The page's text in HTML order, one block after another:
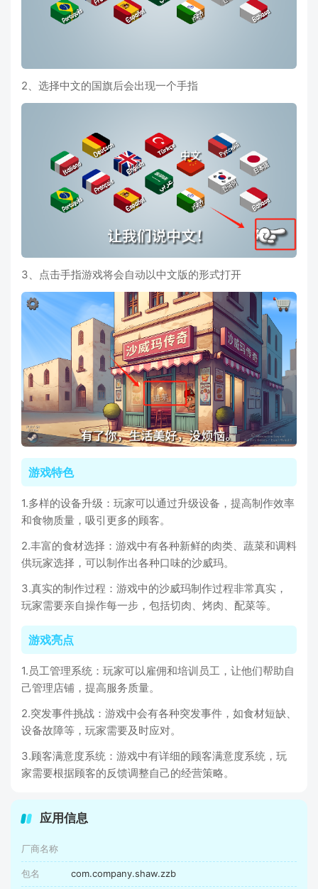
2、选择中文的国旗后会出现一个手指
3、点击手指游戏将会自动以中文版的形式打开
游戏特色
1.多样的设备升级：玩家可以通过升级设备，提高制作效率
和食物质量，吸引更多的顾客。
2.丰富的食材选择：游戏中有各种新鲜的肉类、蔬菜和调料
供玩家选择，可以制作出各种口味的沙威玛。
3.真实的制作过程：游戏中的沙威玛制作过程非常真实，
玩家需要亲自操作每一步，包括切肉、烤肉、配菜等。
游戏亮点
1.员工管理系统：玩家可以雇佣和培训员工，让他们帮助自
己管理店铺，提高服务质量。
2.突发事件挑战：游戏中会有各种突发事件，如食材短缺、
设备故障等，玩家需要及时应对。
3.顾客满意度系统：游戏中有详细的顾客满意度系统，玩
家需要根据顾客的反馈调整自己的经营策略。
应用信息
厂商名称
包名 com.company.shaw.zzb